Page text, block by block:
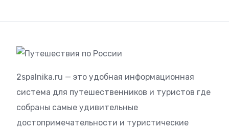
2spalnika.ru — это удобная информационная
система для путешественников и туристов где
собраны самые удивительные
достопримечательности и туристические